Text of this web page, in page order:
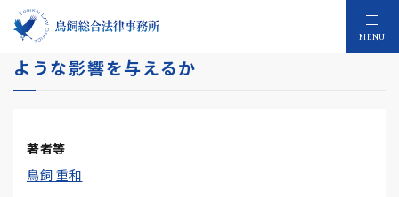
MENU
平成18年会社法施行に向けて～経営にどの
ような影響を与えるか
著者等
鳥飼 重和